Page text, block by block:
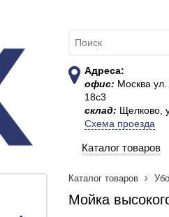
Адреса:
офис: Москва ул.
18с3
склад: Щелково,
Схема проезда
Каталог товаров
Каталог товаров
Мойка